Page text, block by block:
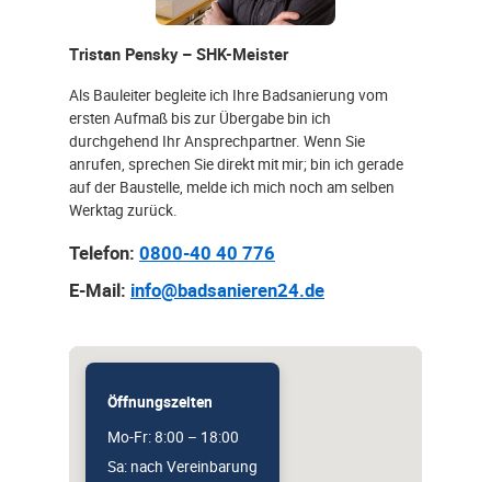
Tristan Pensky – SHK-Meister
Als Bauleiter begleite ich Ihre Badsanierung vom
ersten Aufmaß bis zur Übergabe bin ich
durchgehend Ihr Ansprechpartner. Wenn Sie
anrufen, sprechen Sie direkt mit mir; bin ich gerade
auf der Baustelle, melde ich mich noch am selben
Werktag zurück.
Telefon: 0800-40 40 776
E-Mail: info@badsanieren24.de
Öffnungszeiten
Mo-Fr: 8:00 – 18:00
Sa: nach Vereinbarung